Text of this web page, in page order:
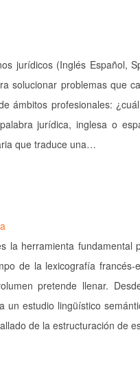
jurídicos (Inglés Español,
solucionar problemas que
ámbitos profesionales:
jurídica, inglesa o
que traduce una…
la herramienta fundamental
de la lexicografía francés-
pretende llenar.
un estudio lingüístico
de la estructuración de